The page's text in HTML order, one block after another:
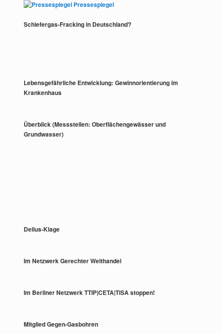
Pressespiegel
Schiefergas-Fracking in Deutschland?
Lebensgefährliche Entwicklung: Gewinnorientierung im
Krankenhaus
Überblick (Messstellen: Oberflächengewässer und
Grundwasser)
Delius-Klage
Im Netzwerk Gerechter Welthandel
Im Berliner Netzwerk TTIP|CETA|TiSA stoppen!
Mitglied Gegen-Gasbohren